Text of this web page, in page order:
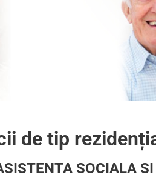
de tip
SOCIALA